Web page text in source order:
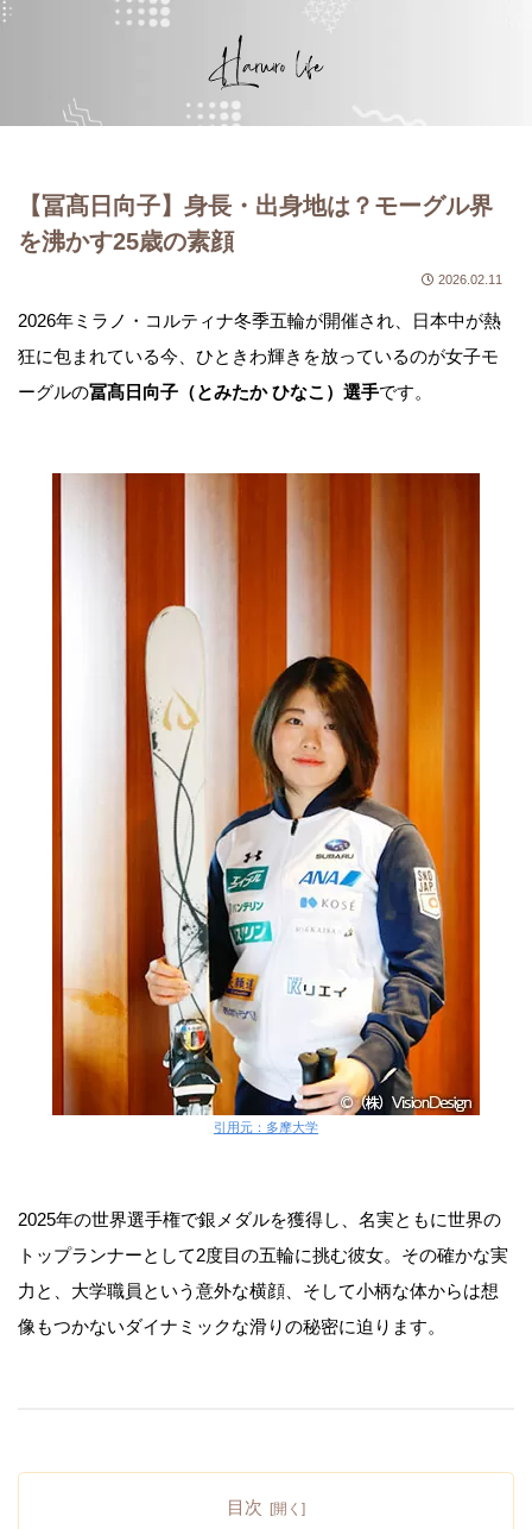
【冨髙日向子】身長・出身地は？モーグル界
を沸かす25歳の素顔
2026.02.11
2026年ミラノ・コルティナ冬季五輪が開催され、日本中が熱
狂に包まれている今、ひときわ輝きを放っているのが女子モ
ーグルの冨髙日向子（とみたか ひなこ）選手です。
引用元：多摩大学
2025年の世界選手権で銀メダルを獲得し、名実ともに世界の
トップランナーとして2度目の五輪に挑む彼女。その確かな実
力と、大学職員という意外な横顔、そして小柄な体からは想
像もつかないダイナミックな滑りの秘密に迫ります。
目次